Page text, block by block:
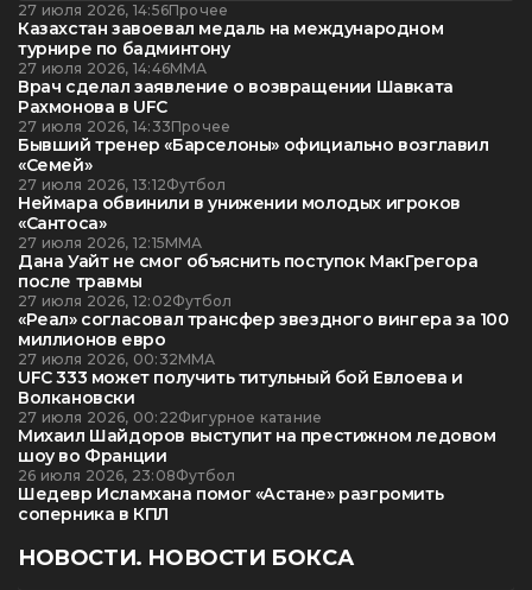
27 июля 2026, 14:56Прочее
Казахстан завоевал медаль на международном
турнире по бадминтону
27 июля 2026, 14:46ММА
Врач сделал заявление о возвращении Шавката
Рахмонова в UFC
27 июля 2026, 14:33Прочее
Бывший тренер «Барселоны» официально возглавил
«Семей»
27 июля 2026, 13:12Футбол
Неймара обвинили в унижении молодых игроков
«Сантоса»
27 июля 2026, 12:15ММА
Дана Уайт не смог объяснить поступок МакГрегора
после травмы
27 июля 2026, 12:02Футбол
«Реал» согласовал трансфер звездного вингера за 100
миллионов евро
27 июля 2026, 00:32ММА
UFC 333 может получить титульный бой Евлоева и
Волкановски
27 июля 2026, 00:22Фигурное катание
Михаил Шайдоров выступит на престижном ледовом
шоу во Франции
26 июля 2026, 23:08Футбол
Шедевр Исламхана помог «Астане» разгромить
соперника в КПЛ
НОВОСТИ. НОВОСТИ БОКСА